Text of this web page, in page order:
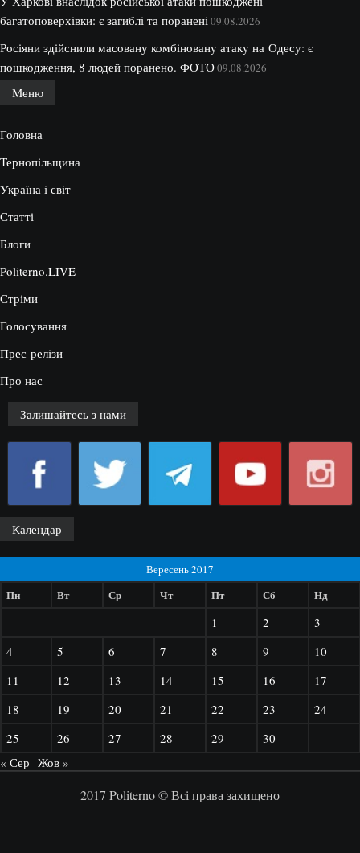
багатоповерхівки: є загиблі та поранені 09.08.2026
Росіяни здійснили масовану комбіновану атаку на Одесу: є
пошкодження, 8 людей поранено. ФОТО09.08.2026
Меню
Головна
Тернопільщина
Україна і світ
Статті
Блоги
Politerno.LIVE
Стріми
Голосування
Прес-релізи
Про нас
Залишайтесь з нами
Календар
Вересень 2017
Пн Вт Ср Чт Пт Сб Нд
1 2
3
4
5 6 7 8 9
10
11
12 13 14 15 16
17
18
19 20 21 22 23
24
25
26 27 28 29
30
« Сер Жов »
2017 Politerno © Всі права захищено